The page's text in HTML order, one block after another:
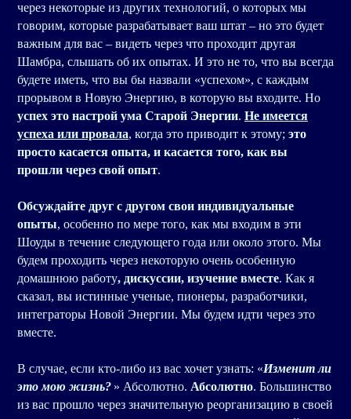
через некоторые из других технологий, о которых мы
говорим, которые разрабатывает ваш штат – но это будет
важным для вас – видеть через что проходит другая
Шамбра, слышать об их опытах. И это не то, что вы всегда
будете иметь, что вы бы назвали «успехом», с каждым
прорывом в Новую Энергию, в которую вы входите. Но
успех это настрой ума Старой Энергии. Не имеется
успеха или провала, когда это приводит к этому; это
просто касается опыта, и касается того, как вы
прошли через свой опыт.
Обсуждайте друг с другом свои индивидуальные
опыты, особенно по мере того, как мы входим в эти
Шоуды в течение следующего года или около этого. Мы
будем проходить через некоторую очень особенную
домашнюю работу, дискуссии, изучение вместе. Как я
сказал, вы истинные ученые, пионеры, разработчики,
интеграторы Новой Энергии. Мы будем идти через это
вместе.
В случае, если кто-либо из вас хочет узнать: «Изменит ли
это мою жизнь? » Абсолютно. Абсолютно. Большинство
из вас прошло через значительную реорганизацию в своей